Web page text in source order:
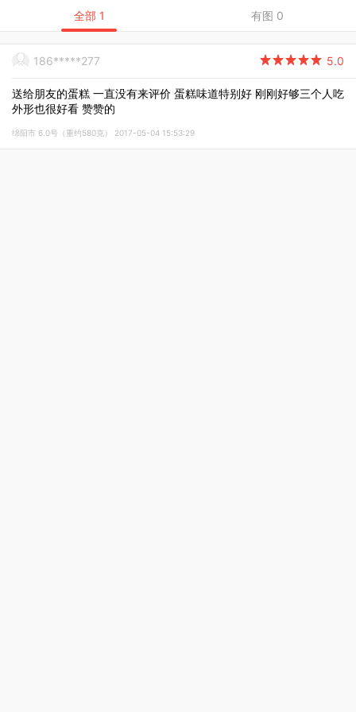
186*****277 5.0

送给朋友的蛋糕 一直没有来评价 蛋糕味道特别好 刚刚好够三个人吃
外形也很好看 赞赞的
绵阳市 6.0号（重约580克） 2017-05-04 15:53:29
全部 1 有图 0